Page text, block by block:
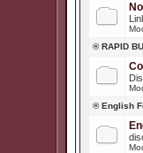
® RAPID
® English